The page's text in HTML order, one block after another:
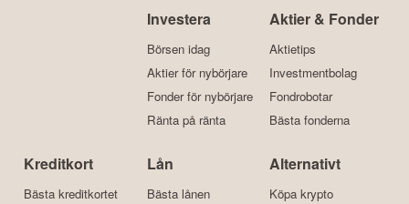
Investera
Börsen idag
Aktier för nybörjare
Fonder för nybörjare
Ränta på ränta
Aktier & Fonder
Aktietips
Investmentbolag
Fondrobotar
Bästa fonderna
Kreditkort
Bästa kreditkortet
Lån
Bästa lånen
Alternativt
Köpa krypto